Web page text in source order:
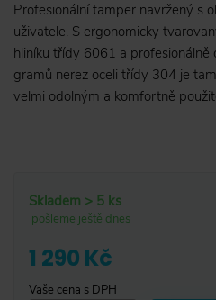
Profesionální tamper navržený s
uživatele. S ergonomicky
hliníku třídy 6061 a profesionálně
gramů nerez oceli třídy 304 je
velmi odolným a komfortně
Skladem > 5 ks
pošleme ještě dnes
1 290 Kč
Vaše cena s DPH